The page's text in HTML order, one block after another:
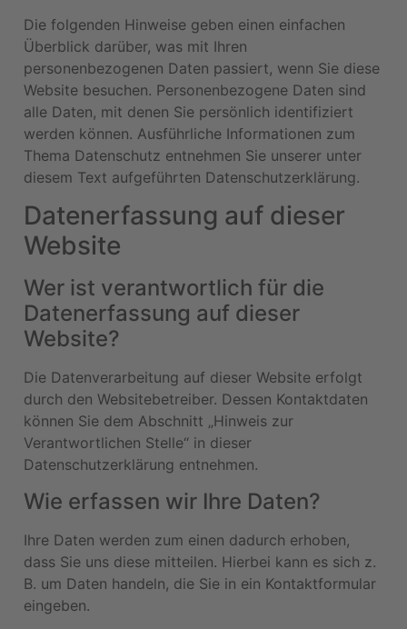
Die folgenden Hinweise geben einen einfachen
Überblick darüber, was mit Ihren
personenbezogenen Daten passiert, wenn Sie diese
Website besuchen. Personenbezogene Daten sind
alle Daten, mit denen Sie persönlich identifiziert
werden können. Ausführliche Informationen zum
Thema Datenschutz entnehmen Sie unserer unter
diesem Text aufgeführten Datenschutzerklärung.
Datenerfassung auf dieser
Website
Wer ist verantwortlich für die
Datenerfassung auf dieser
Website?
Die Datenverarbeitung auf dieser Website erfolgt
durch den Websitebetreiber. Dessen Kontaktdaten
können Sie dem Abschnitt „Hinweis zur
Verantwortlichen Stelle“ in dieser
Datenschutzerklärung entnehmen.
Wie erfassen wir Ihre Daten?
Ihre Daten werden zum einen dadurch erhoben,
dass Sie uns diese mitteilen. Hierbei kann es sich z.
B. um Daten handeln, die Sie in ein Kontaktformular
eingeben.